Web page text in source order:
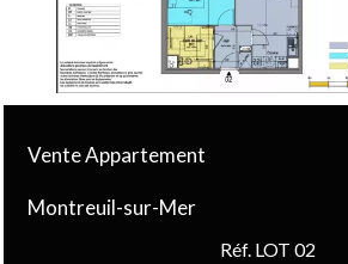
Vente Appartement
Montreuil-sur-Mer
Réf. LOT 02